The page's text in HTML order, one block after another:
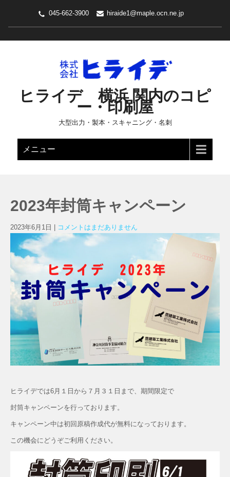
045-662-3900 hiraide1@maple.ocn.ne.jp
ヒライデ 横浜 関内のコピ
ー・印刷屋
大型出力・製本・スキャニング・名刺
メニュー
2023年封筒キャンペーン
2023年6月1日 コメントはまだありません
ヒライデでは6月１日から７月３１日まで、期間限定で
封筒キャンペーンを行っております。
キャンペーン中は初回原稿作成代が無料になっております。
この機会にどうぞご利用ください。